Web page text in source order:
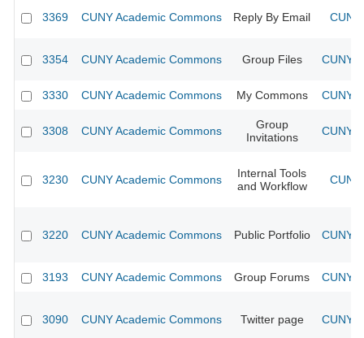
3369 CUNY Academic Commons Reply By Email
3354 CUNY Academic Commons Group Files CUNY
3330 CUNY Academic Commons My Commons CUNY
3308 CUNY Academic Commons
Group
Invitations
CUNY
3230 CUNY Academic Commons
Internal Tools
and Workflow
3220 CUNY Academic Commons Public Portfolio CUNY
3193 CUNY Academic Commons Group Forums CUNY
3090 CUNY Academic Commons Twitter page CUNY